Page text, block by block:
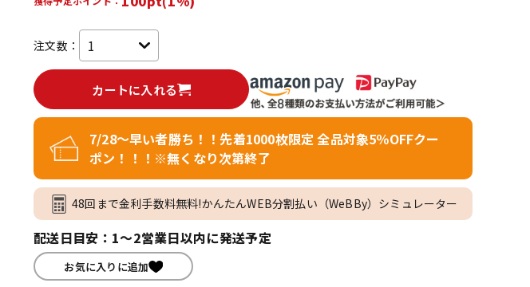
注文数：
カートに入れる
7/28～早い者勝ち！！先着1000枚限定 全品対象5％OFFクー
ポン！！！※無くなり次第終了
48回まで金利手数料無料!かんたんWEB分割払い（WeBBy）シミュレーター
配送日目安：1～2営業日以内に発送予定
お気に入りに追加